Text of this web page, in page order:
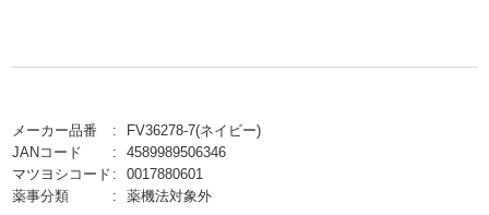
メーカー品番
FV36278-7(ネイビー)
JANコード
4589989506346
マツヨシコード
0017880601
薬事分類
薬機法対象外